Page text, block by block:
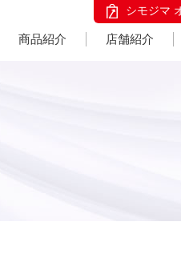
シモジマ
商品紹介 店舗紹介